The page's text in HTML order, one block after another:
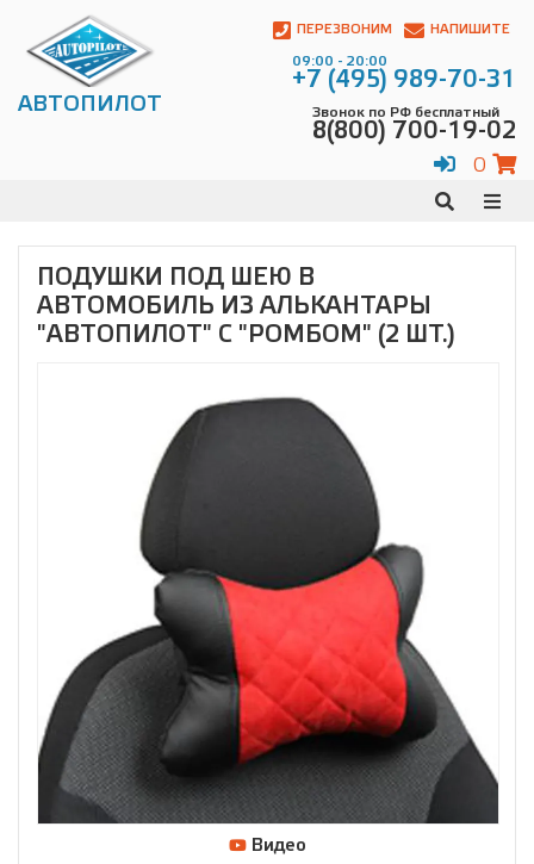
АВТОПИЛОТ
ПЕРЕЗВОНИМ НАПИШИТЕ
09:00 - 20:00
+7 (495) 989-70-31
Звонок по РФ бесплатный
8(800) 700-19-02
0
ПОДУШКИ ПОД ШЕЮ В
АВТОМОБИЛЬ ИЗ АЛЬКАНТАРЫ
"АВТОПИЛОТ" С "РОМБОМ" (2 ШТ.)
Видео
Контакты:
Адрес:
Чагинская
700-
Телефон: +7
(495)